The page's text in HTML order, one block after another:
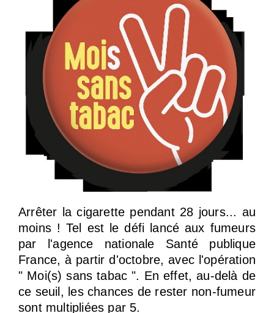
Arrêter la cigarette pendant 28 jours... au
moins ! Tel est le défi lancé aux fumeurs
par l'agence nationale Santé publique
France, à partir d'octobre, avec l'opération
" Moi(s) sans tabac ". En effet, au-delà de
ce seuil, les chances de rester non-fumeur
sont multipliées par 5.